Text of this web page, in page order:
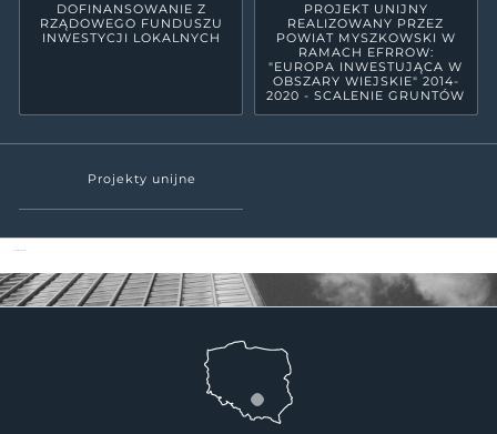
DOFINANSOWANIE Z
RZĄDOWEGO FUNDUSZU
INWESTYCJI LOKALNYCH
PROJEKT UNIJNY
REALIZOWANY PRZEZ
POWIAT MYSZKOWSKI W
RAMACH EFRROW:
"EUROPA INWESTUJĄCA W
OBSZARY WIEJSKIE" 2014-
2020 - SCALENIE GRUNTÓW
Projekty unijne